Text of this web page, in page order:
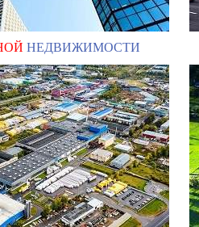
НЕДВИЖИМОСТИ